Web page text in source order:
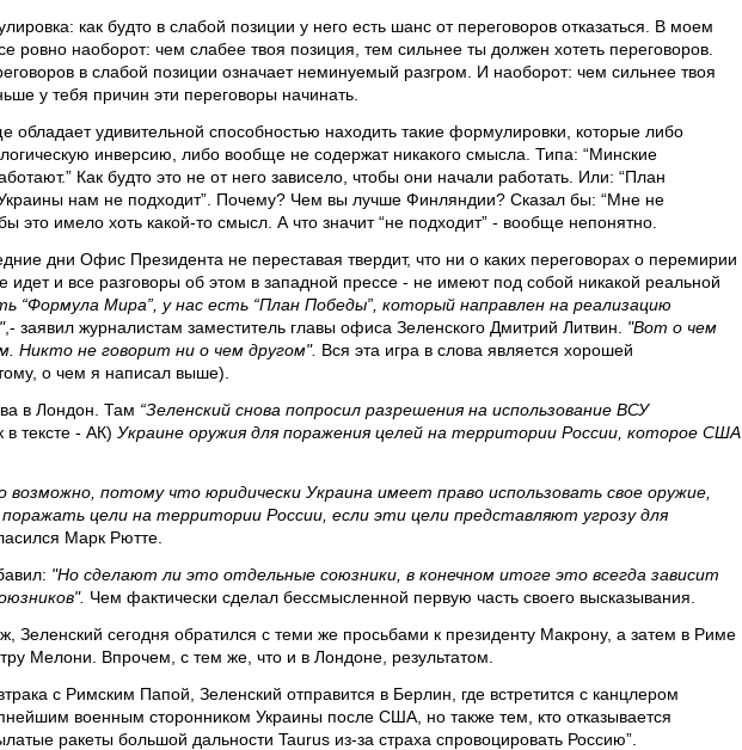
как будто в слабой позиции у него есть шанс от переговоров отказаться. В моем
ровно наоборот: чем слабее твоя позиция, тем сильнее ты должен хотеть переговоров.
в слабой позиции означает неминуемый разгром. И наоборот: чем сильнее твоя
у тебя причин эти переговоры начинать.
обладает удивительной способностью находить такие формулировки, которые либо
инверсию, либо вообще не содержат никакого смысла. Типа: “Минские
Как будто это не от него зависело, чтобы они начали работать. Или: “План
нам не подходит”. Почему? Чем вы лучше Финляндии? Сказал бы: “Мне не
это имело хоть какой-то смысл. А что значит “не подходит” - вообще непонятно.
дни Офис Президента не переставая твердит, что ни о каких переговорах о перемирии
идет и все разговоры об этом в западной прессе - не имеют под собой никакой реальной
“Формула Мира”, у нас есть “План Победы”, который направлен на реализацию
,- заявил журналистам заместитель главы офиса Зеленского Дмитрий Литвин. "Вот о чем
Никто не говорит ни о чем другом". Вся эта игра в слова является хорошей
о чем я написал выше).
в Лондон. Там “Зеленский снова попросил разрешения на использование ВСУ
в тексте - АК) Украине оружия для поражения целей на территории России, которое США
возможно, потому что юридически Украина имеет право использовать свое оружие,
цели на территории России, если эти цели представляют угрозу для
Марк Рютте.
"Но сделают ли это отдельные союзники, в конечном итоге это всегда зависит
Чем фактически сделал бессмысленной первую часть своего высказывания.
Зеленский сегодня обратился с теми же просьбами к президенту Макрону, а затем в Риме
Мелони. Впрочем, с тем же, что и в Лондоне, результатом.
с Римским Папой, Зеленский отправится в Берлин, где встретится с канцлером
военным сторонником Украины после США, но также тем, кто отказывается
ракеты большой дальности Taurus из-за страха спровоцировать Россию”.